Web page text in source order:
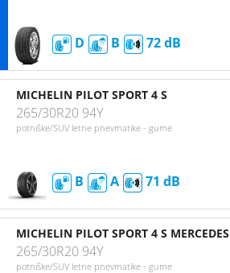
D B 72
MICHELIN PILOT SPORT 4 S
265/30R20 94Y
potniške/SUV letne pnevmatike - gume
B A 71
MICHELIN PILOT SPORT 4 S MERCEDES
265/30R20 94Y
potniške/SUV letne pnevmatike - gume